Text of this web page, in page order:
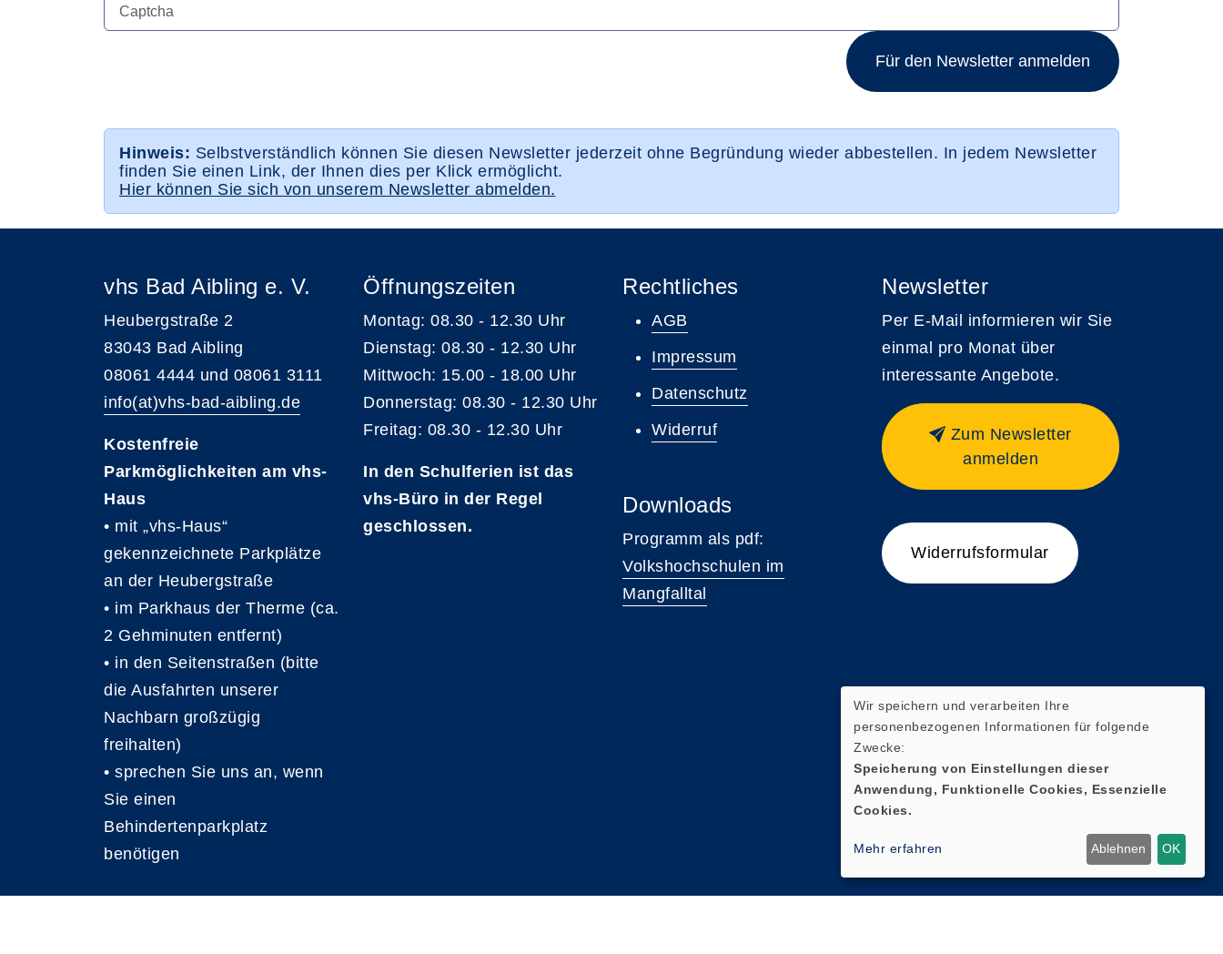
Für den Newsletter anmelden
Hinweis: Selbstverständlich können Sie diesen Newsletter jederzeit ohne Begründung wieder abbestellen. In jedem Newsletter
finden Sie einen Link, der Ihnen dies per Klick ermöglicht.
Hier können Sie sich von unserem Newsletter abmelden.
vhs Bad Aibling e. V.
Heubergstraße 2
83043 Bad Aibling
08061 4444 und 08061 3111
info(at)vhs-bad-aibling.de
Kostenfreie
Parkmöglichkeiten am vhs-
Haus
• mit „vhs-Haus“
gekennzeichnete Parkplätze
an der Heubergstraße
• im Parkhaus der Therme (ca.
2 Gehminuten entfernt)
• in den Seitenstraßen (bitte
die Ausfahrten unserer
Nachbarn großzügig
freihalten)
• sprechen Sie uns an, wenn
Sie einen
Behindertenparkplatz
benötigen
Öffnungszeiten
Montag: 08.30 - 12.30 Uhr
Dienstag: 08.30 - 12.30 Uhr
Mittwoch: 15.00 - 18.00 Uhr
Donnerstag: 08.30 - 12.30 Uhr
Freitag: 08.30 - 12.30 Uhr
In den Schulferien ist das
vhs-Büro in der Regel
geschlossen.
Rechtliches
AGB
Impressum
Datenschutz
Widerruf
Downloads
Programm als pdf:
Volkshochschulen im
Mangfalltal
Newsletter
Per E-Mail informieren wir Sie
einmal pro Monat über
interessante Angebote.
Zum Newsletter
anmelden
Widerrufsformular
Wir speichern und verarbeiten Ihre
personenbezogenen Informationen für folgende
Zwecke:
Speicherung von Einstellungen dieser
Anwendung, Funktionelle Cookies, Essenzielle
Cookies.
Mehr erfahren Ablehnen OK